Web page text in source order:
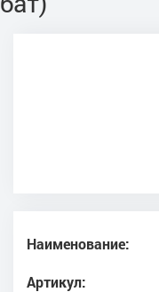
Наименование:
Артикул: